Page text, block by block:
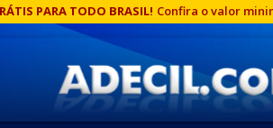
PARA TODO BRASIL! Confira o valor